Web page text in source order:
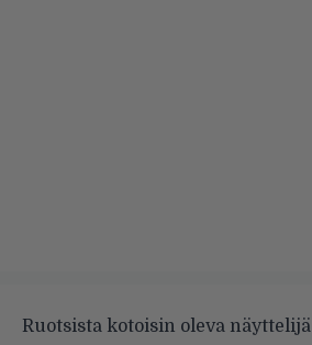
Ruotsista kotoisin oleva näyttelijä